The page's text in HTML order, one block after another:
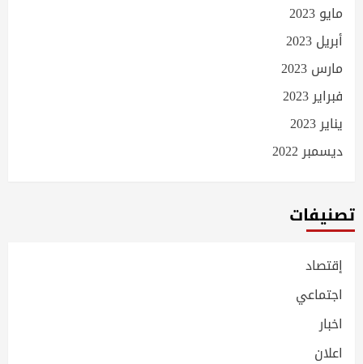
مايو 2023
أبريل 2023
مارس 2023
فبراير 2023
يناير 2023
ديسمبر 2022
تصنيفات
إقتصاد
اجتماعي
اخبار
اعلان